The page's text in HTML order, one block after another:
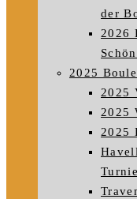
der
2026
2025 Boule
2025
2025
2025